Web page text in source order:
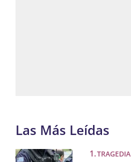
Las Más Leídas
TRAGEDIA